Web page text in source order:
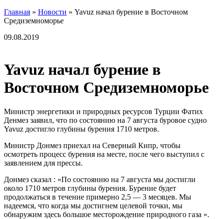
Главная » Новости » Yavuz начал бурение в Восточном
Средиземноморье
09.08.2019
Yavuz начал бурение в
Восточном Средиземноморье
Министр энергетики и природных ресурсов Турции Фатих
Денмез заявил, что по состоянию на 7 августа буровое судно
Yavuz достигло глубины бурения 1710 метров.
Министр Донмез приехал на Северный Кипр, чтобы
осмотреть процесс бурения на месте, после чего выступил с
заявлением для прессы.
Донмез сказал : «По состоянию на 7 августа мы достигли
около 1710 метров глубины бурения. Бурение будет
продолжаться в течение примерно 2,5 — 3 месяцев. Мы
надеемся, что когда мы достигнем целевой точки, мы
обнаружим здесь большое месторождение природного газа ».